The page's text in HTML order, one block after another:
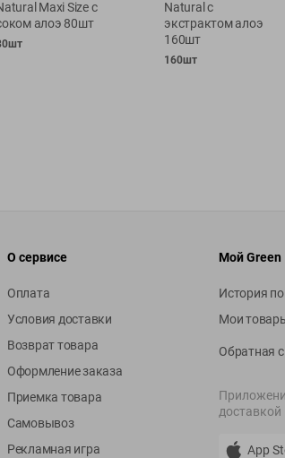
Maxi Size с
алоэ 80шт
Natural с
экстрактом алоэ
160шт
160шт
О сервисе
Оплата
Условия доставки
Возврат товара
Оформление заказа
Приемка товара
Самовывоз
Рекламная игра
Мой Green
История
Мои
Обратная
доставкой
App